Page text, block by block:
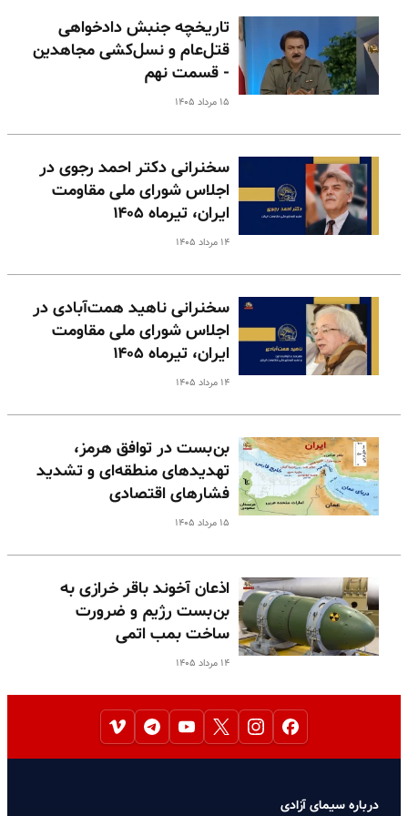
تاریخچه جنبش دادخواهی
قتل‌عام و نسل‌کشی مجاهدین
- قسمت نهم
۱۵ مرداد ۱۴۰۵
سخنرانی دکتر احمد رجوی در
اجلاس شورای ملی مقاومت
ایران، تیرماه ۱۴۰۵
۱۴ مرداد ۱۴۰۵
سخنرانی ناهید همت‌آبادی در
اجلاس شورای ملی مقاومت
ایران، تیرماه ۱۴۰۵
۱۴ مرداد ۱۴۰۵
بن‌بست در توافق هرمز،
تهدیدهای منطقه‌ای و تشدید
فشارهای اقتصادی
۱۵ مرداد ۱۴۰۵
اذعان آخوند باقر خرازی به
بن‌بست رژیم و ضرورت
ساخت بمب اتمی
۱۴ مرداد ۱۴۰۵
درباره سیمای آزادی